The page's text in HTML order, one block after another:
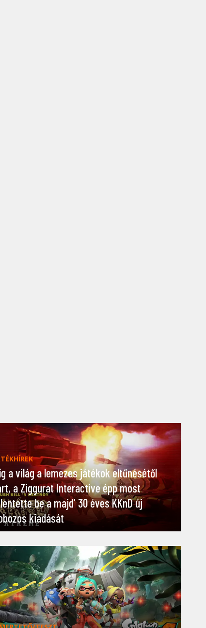
a világ a lemezes játékok eltűnésétől
a Ziggurat Interactive épp most
be a majd’ 30 éves KKnD új
kiadását